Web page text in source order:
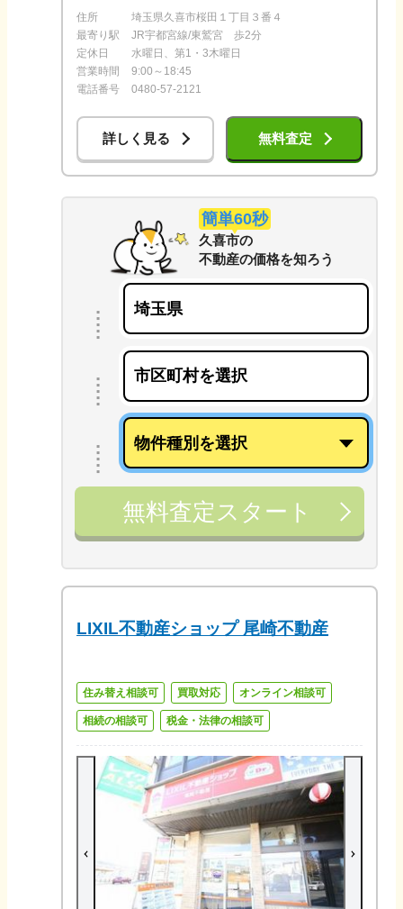
住所
埼玉県久喜市桜田１丁目３番４
最寄り駅
JR宇都宮線/東鷲宮 歩2分
定休日
水曜日、第1・3木曜日
営業時間
9:00～18:45
電話番号
0480-57-2121
詳しく見る 無料査定
簡単60秒
久喜市の
不動産の価格を知ろう
無料査定スタート
LIXIL不動産ショップ 尾崎不動産
住み替え相談可 買取対応 オンライン相談可
相続の相談可 税金・法律の相談可